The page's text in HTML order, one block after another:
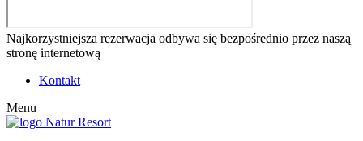
Najkorzystniejsza rezerwacja odbywa się bezpośrednio przez naszą
stronę internetową
Kontakt
Menu